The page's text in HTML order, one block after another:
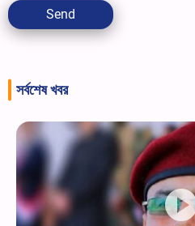
Send
সর্বশেষ খবর